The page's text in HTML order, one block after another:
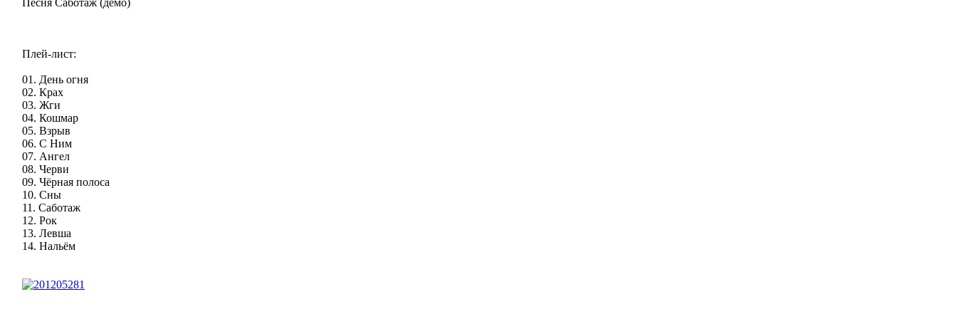
Песня Саботаж (демо)
Плей-лист:
01. День огня
02. Крах
03. Жги
04. Кошмар
05. Взрыв
06. С Ним
07. Ангел
08. Черви
09. Чёрная полоса
10. Сны
11. Саботаж
12. Рок
13. Левша
14. Нальём